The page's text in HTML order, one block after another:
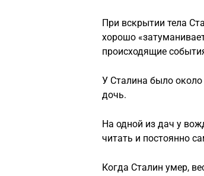
При вскрытии тела
хорошо
происходящие
У Сталина было
дочь.
На одной из дач у
читать и постоянно
Когда Сталин умер,